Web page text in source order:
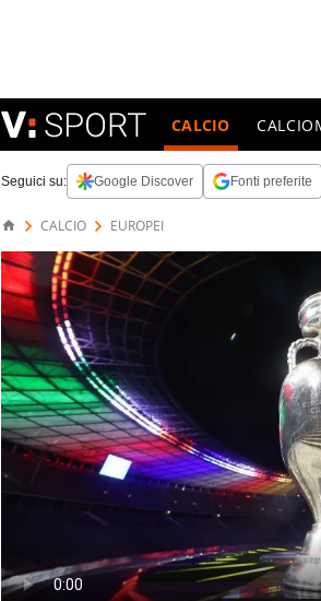
CALCIO
Seguici su: Google Discover Fonti preferite
CALCIO EUROPEI